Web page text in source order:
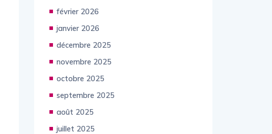
février 2026
janvier 2026
décembre 2025
novembre 2025
octobre 2025
septembre 2025
août 2025
juillet 2025